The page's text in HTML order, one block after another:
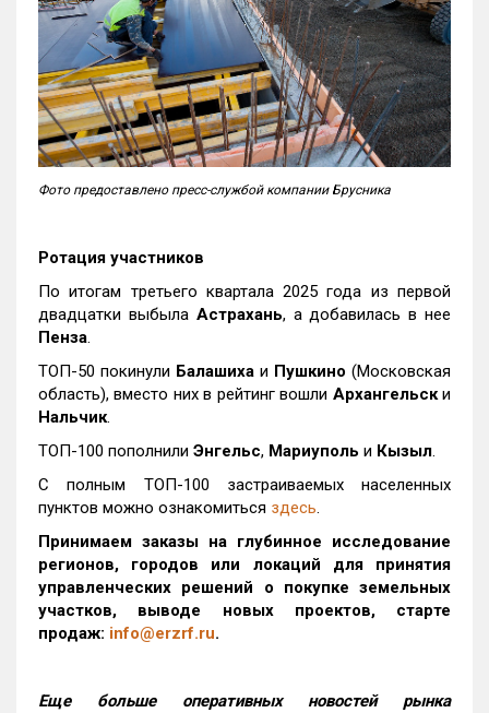
Фото предоставлено пресс-службой компании Брусника
Ротация участников
По итогам третьего квартала 2025 года из первой
двадцатки выбыла Астрахань, а добавилась в нее
Пенза.
ТОП-50 покинули Балашиха и Пушкино (Московская
область), вместо них в рейтинг вошли Архангельски
Нальчик.
ТОП-100 пополнили Энгельс, Мариуполь и Кызыл.
С полным ТОП-100 застраиваемых населенных
пунктов можно ознакомиться здесь.
Принимаем заказы на глубинное исследование
регионов, городов или локаций для принятия
управленческих решений о покупке земельных
участков, выводе новых проектов, старте
продаж: info@erzrf.ru.
Еще больше оперативных новостей рынка